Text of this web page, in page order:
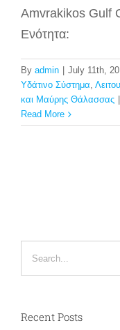
Amvrakikos Gulf
Ενότητα:
By admin July 11th,
Υδάτινο Σύστημα,
και Μαύρης Θάλασσας
Read More
for:
Recent Posts